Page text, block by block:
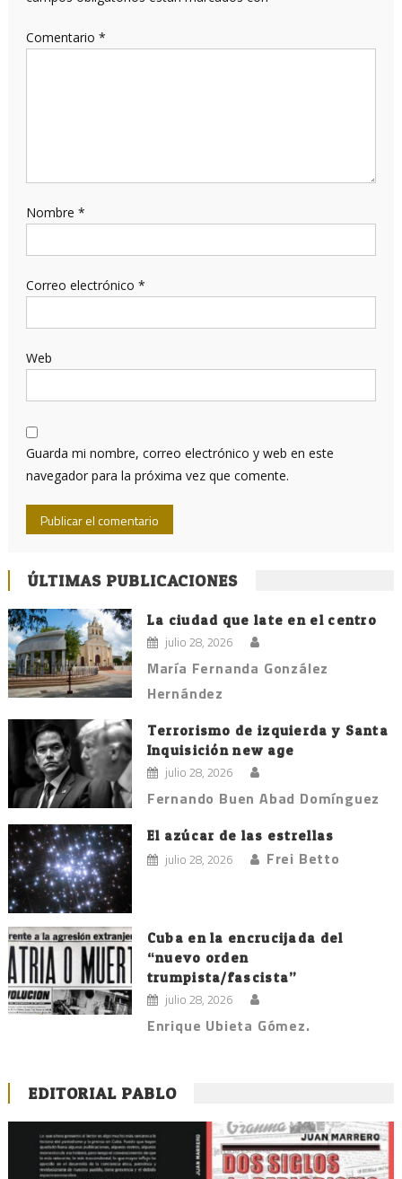
Comentario *
Nombre *
Correo electrónico *
Web
Guarda mi nombre, correo electrónico y web en este
navegador para la próxima vez que comente.
ÚLTIMAS PUBLICACIONES
La ciudad que late en el centro
julio 28, 2026
María Fernanda González
Hernández
Terrorismo de izquierda y Santa
Inquisición new age
julio 28, 2026
Fernando Buen Abad Domínguez
El azúcar de las estrellas
julio 28, 2026 Frei Betto
Cuba en la encrucijada del
“nuevo orden
trumpista/fascista”
julio 28, 2026
Enrique Ubieta Gómez.
EDITORIAL PABLO